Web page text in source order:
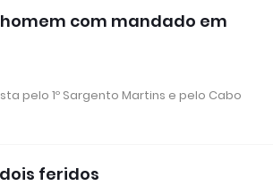
com mandado em
pelo 1º Sargento Martins e pelo Cabo
feridos